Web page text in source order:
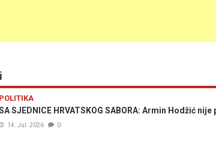
POLITIKA
SJEDNICE HRVATSKOG SABORA: Armin Hodžić
14. Jul. 2026 0